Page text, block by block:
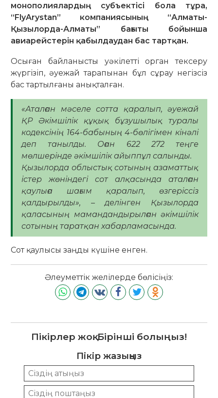
монополиялардың субъектісі бола тұра,
“FlyArystan” компаниясының “Алматы-
Қызылорда-Алматы” бағыты бойынша
авиарейстерін қабылдаудан бас тартқан.
Осыған байланысты уәкілетті орган тексеру
жүргізіп, әуежай тарапынан бұл сұрау негізсіз
бас тартылғаны анықталған.
«Аталған мәселе сотта қаралып, әуежай
ҚР Әкімшілік құқық бұзушылық туралы
кодексінің 164-бабының 4-бөлігімен кінәлі
деп танылды. Оған 622 272 теңге
мөлшерінде әкімшілік айыппұл салынды.
Қызылорда облыстық сотының азаматтық
істер жөніндегі сот алқасында аталған
қаулыға шағым қаралып, өзгеріссіз
қалдырылды», – делінген Қызылорда
қаласының мамандандырылған әкімшілік
сотының таратқан хабарламасында.
Сот қаулысы заңды күшіне енген.
Әлеуметтік желілерде бөлісіңіз:
Пікірлер жоқ. Бірінші болыңыз!
Пікір жазыңыз